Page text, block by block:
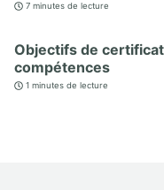
7 minutes de lecture
Objectifs de
compétences
1 minutes de lecture